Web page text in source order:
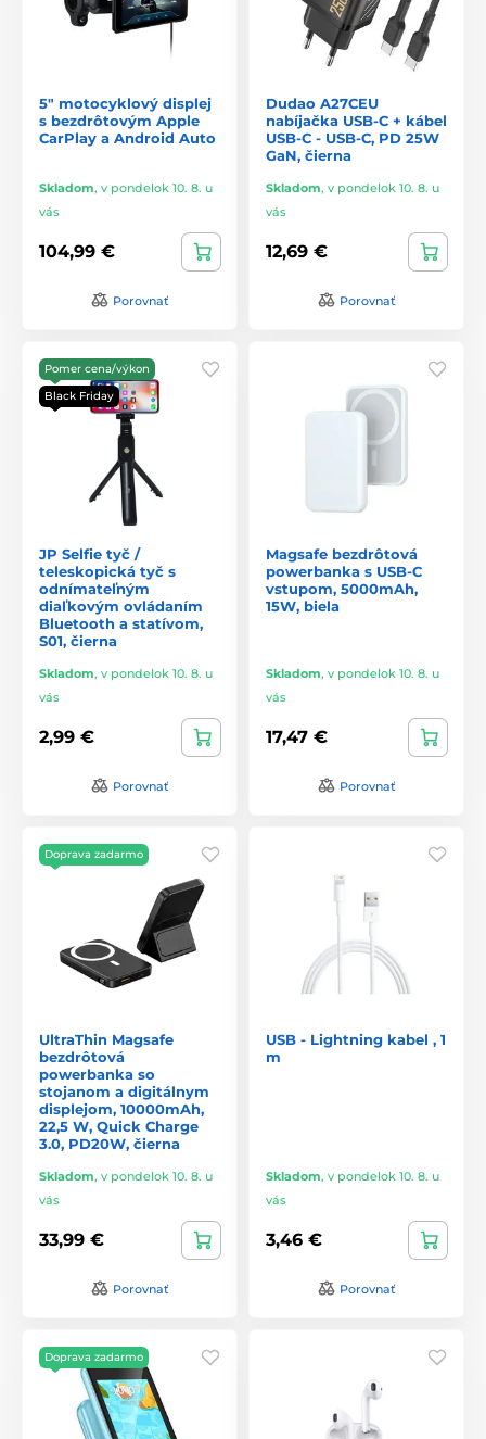
5" motocyklový displej
s bezdrôtovým Apple
CarPlay a Android Auto
Skladom, v pondelok 10. 8. u
vás
104,99 €
Porovnať
Dudao A27CEU
nabíjačka USB-C + kábel
USB-C - USB-C, PD 25W
GaN, čierna
Skladom, v pondelok 10. 8. u
vás
12,69 €
Porovnať
Pomer cena/výkon
Black Friday
JP Selfie tyč /
teleskopická tyč s
odnímateľným
diaľkovým ovládaním
Bluetooth a statívom,
S01, čierna
Skladom, v pondelok 10. 8. u
vás
2,99 €
Porovnať
Magsafe bezdrôtová
powerbanka s USB-C
vstupom, 5000mAh,
15W, biela
Skladom, v pondelok 10. 8. u
vás
17,47 €
Porovnať
Doprava zadarmo
UltraThin Magsafe
bezdrôtová
powerbanka so
stojanom a digitálnym
displejom, 10000mAh,
22,5 W, Quick Charge
3.0, PD20W, čierna
Skladom, v pondelok 10. 8. u
vás
33,99 €
Porovnať
USB - Lightning kabel , 1
m
Skladom, v pondelok 10. 8. u
vás
3,46 €
Porovnať
Doprava zadarmo